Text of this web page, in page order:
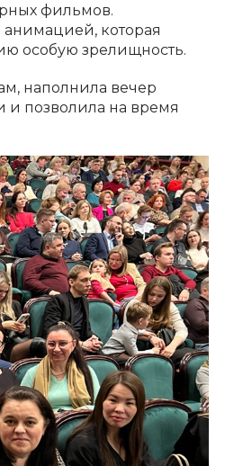
фильмов.
которая
особую зрелищность.
наполнила вечер
позволила на время